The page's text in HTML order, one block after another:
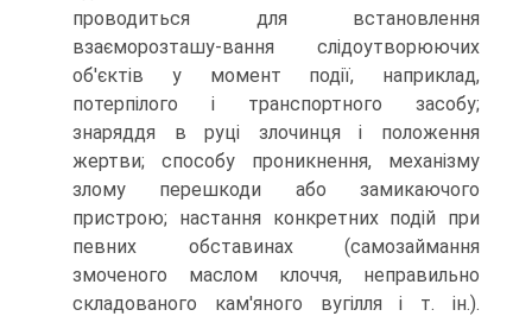
проводиться для встановлення
взаєморозташу-вання слідоутворюючих
об'єктів у момент події, наприклад,
потерпілого і транспортного засобу;
знаряддя в руці злочинця і положення
жертви; способу проникнення, механізму
злому перешкоди або замикаючого
пристрою; настання конкретних подій при
певних обставинах (самозаймання
змоченого маслом клоччя, неправильно
складованого кам'яного вугілля і т. ін.).